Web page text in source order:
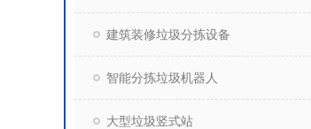
建筑装修垃圾分拣设备
智能分拣垃圾机器人
大型垃圾竖式站